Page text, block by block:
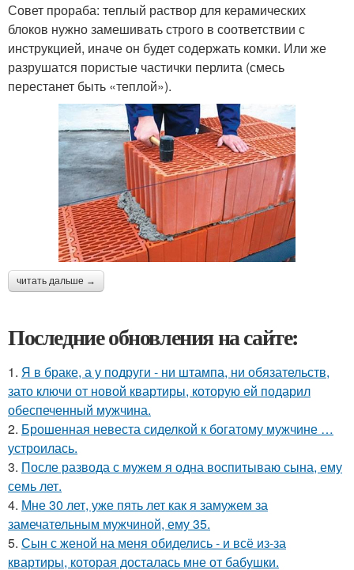
Совет прораба: теплый раствор для керамических
блоков нужно замешивать строго в соответствии с
инструкцией, иначе он будет содержать комки. Или же
разрушатся пористые частички перлита (смесь
перестанет быть «теплой»).
читать дальше →
Последние обновления на сайте:
1. Я в браке, а у подруги - ни штампа, ни обязательств,
зато ключи от новой квартиры, которую ей подарил
обеспеченный мужчина.
2. Брошенная невеста сиделкой к богатому мужчине …
устроилась.
3. После развода с мужем я одна воспитываю сына, ему
семь лет.
4. Мне 30 лет, уже пять лет как я замужем за
замечательным мужчиной, ему 35.
5. Сын с женой на меня обиделись - и всё из-за
квартиры, которая досталась мне от бабушки.